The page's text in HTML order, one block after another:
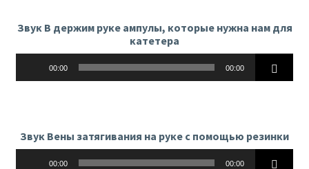
Звук В держим руке ампулы, которые нужна нам для
катетера
00:00 00:00
Звук Вены затягивания на руке с помощью резинки
00:00 00:00